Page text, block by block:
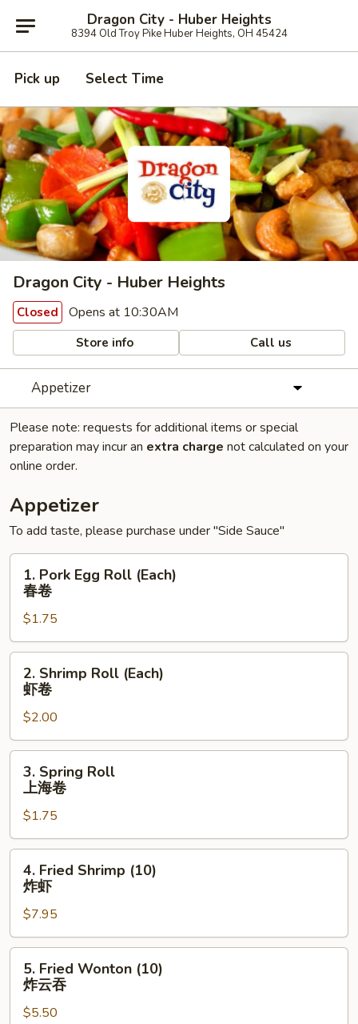
Dragon City - Huber Heights
8394 Old Troy Pike Huber Heights, OH 45424
Pick up Select Time
Dragon City - Huber Heights
Closed Opens at 10:30AM
Store info Call us
Appetizer
Please note: requests for additional items or special
preparation may incur an extra charge not calculated on your
online order.
Appetizer
To add taste, please purchase under "Side Sauce"
Pork
Egg
Roll
(Each)
春
1. Pork Egg Roll (Each)
春卷
$1.75
Shrimp
Roll
(Each)
虾
卷
2. Shrimp Roll (Each)
虾卷
$2.00
Spring
Roll
海
卷
3. Spring Roll
上海卷
$1.75
Fried
Shrimp
(10)
炸
虾
4. Fried Shrimp (10)
炸虾
$7.95
Fried
Wonton
(10)
5. Fried Wonton (10)
炸云吞
$5.50